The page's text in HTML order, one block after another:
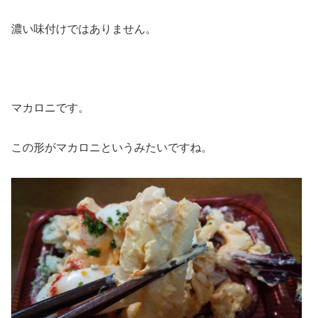
濃い味付けではありません。
マカロニです。
この形がマカロニというみたいですね。